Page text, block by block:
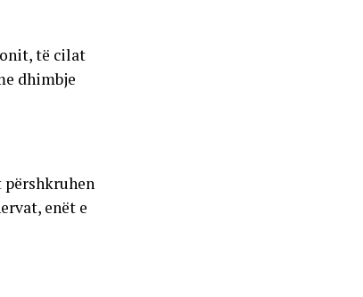
të cilat
dhimbje
enët e